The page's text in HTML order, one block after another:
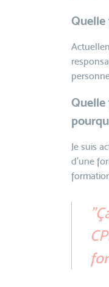
Quelle
Quelle
Je suis
d’une